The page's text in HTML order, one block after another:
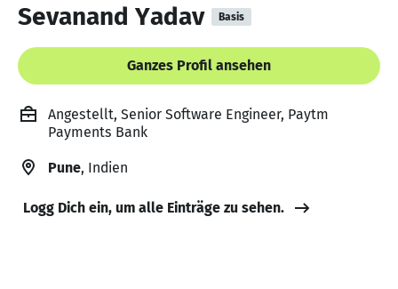
Sevanand Yadav Basis
Ganzes Profil ansehen
Angestellt, Senior Software Engineer, Paytm
Payments Bank
Pune, Indien
Logg Dich ein, um alle Einträge zu sehen.